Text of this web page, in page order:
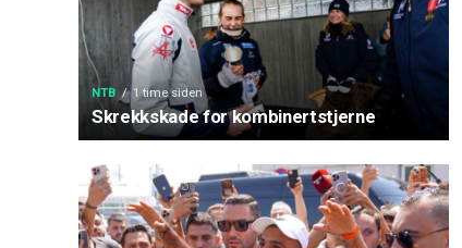
NTB 1 time siden
Skrekkskade for kombinertstjerne